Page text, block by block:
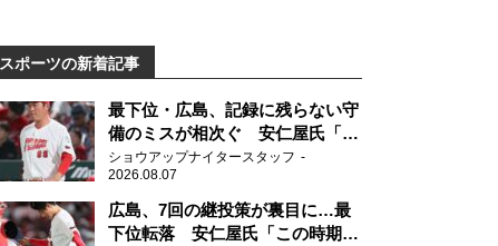
スポーツの新着記事
最下位・広島、記録に残らない守
備のミスが相次ぐ 安仁屋氏「最
近守りのミスが多い」
ショウアップナイタースタッフ
2026.08.07
広島、7回の継投策が裏目に…最
下位転落 安仁屋氏「この時期に